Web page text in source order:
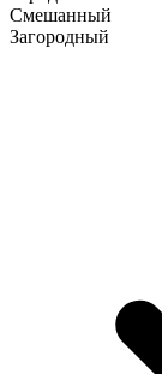
Смешанный
Загородный